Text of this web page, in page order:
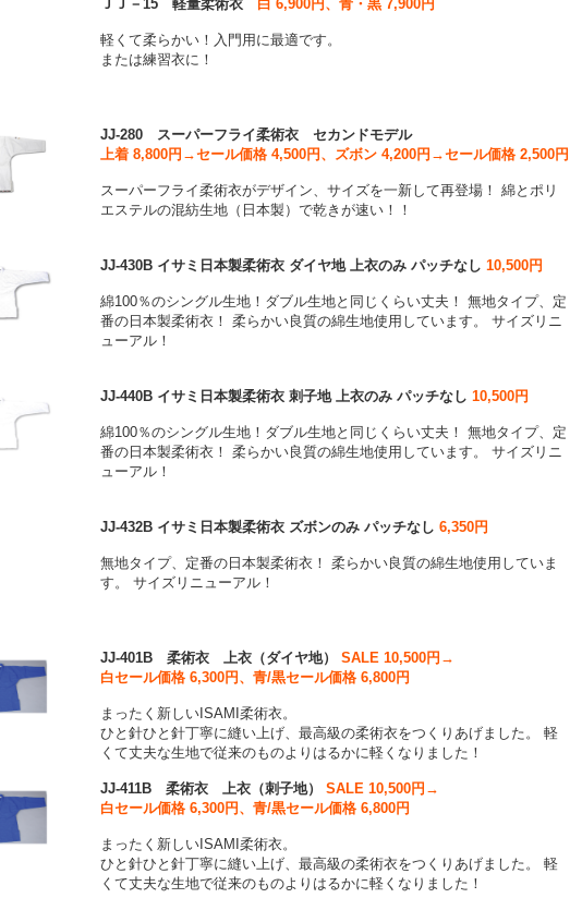
ＪＪ－15 軽量柔術衣 白 6,900円、青・黒 7,900円
軽くて柔らかい！入門用に最適です。
または練習衣に！
JJ-280 スーパーフライ柔術衣 セカンドモデル
上着 8,800円→セール価格 4,500円、ズボン 4,200円→セール価格 2,500円
スーパーフライ柔術衣がデザイン、サイズを一新して再登場！ 綿とポリ
エステルの混紡生地（日本製）で乾きが速い！！
JJ-430B イサミ日本製柔術衣 ダイヤ地 上衣のみ パッチなし 10,500円
綿100％のシングル生地！ダブル生地と同じくらい丈夫！ 無地タイプ、定
番の日本製柔術衣！ 柔らかい良質の綿生地使用しています。 サイズリニ
ューアル！
JJ-440B イサミ日本製柔術衣 刺子地 上衣のみ パッチなし 10,500円
綿100％のシングル生地！ダブル生地と同じくらい丈夫！ 無地タイプ、定
番の日本製柔術衣！ 柔らかい良質の綿生地使用しています。 サイズリニ
ューアル！
JJ-432B イサミ日本製柔術衣 ズボンのみ パッチなし 6,350円
無地タイプ、定番の日本製柔術衣！ 柔らかい良質の綿生地使用していま
す。 サイズリニューアル！
JJ-401B 柔術衣 上衣（ダイヤ地） SALE 10,500円→
白セール価格 6,300円、青/黒セール価格 6,800円
まったく新しいISAMI柔術衣。
ひと針ひと針丁寧に縫い上げ、最高級の柔術衣をつくりあげました。 軽
くて丈夫な生地で従来のものよりはるかに軽くなりました！
JJ-411B 柔術衣 上衣（刺子地） SALE 10,500円→
白セール価格 6,300円、青/黒セール価格 6,800円
まったく新しいISAMI柔術衣。
ひと針ひと針丁寧に縫い上げ、最高級の柔術衣をつくりあげました。 軽
くて丈夫な生地で従来のものよりはるかに軽くなりました！